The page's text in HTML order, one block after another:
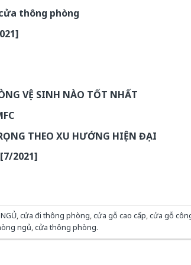
thông phòng
VỆ SINH NÀO TỐT NHẤT
THEO XU HƯỚNG HIỆN ĐẠI
2021]
,cửa đi thông phòng,cửa gỗ cao cấp,cửa gỗ
ngủ,cửa thông phòng.